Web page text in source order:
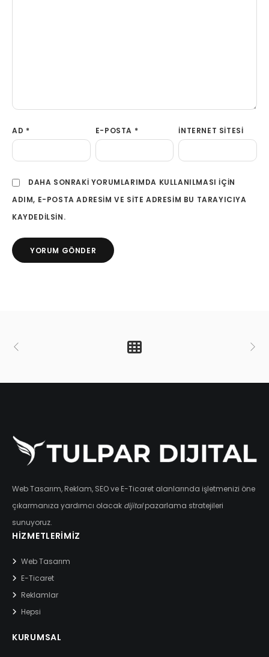
AD * E-POSTA * İNTERNET SITESI
DAHA SONRAKI YORUMLARIMDA KULLANILMASI IÇIN
ADIM, E-POSTA ADRESIM VE SITE ADRESIM BU TARAYICIYA
KAYDEDILSIN.
Web Tasarım, Reklam, SEO ve E-Ticaret alanlarında işletmenizi öne
çıkarmanıza yardımcı olacak dijitalpazarlama stratejileri
sunuyoruz.
HIZMETLERIMIZ
Web Tasarım
E-Ticaret
Reklamlar
Hepsi
KURUMSAL